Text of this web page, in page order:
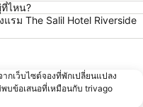
ราชวังสวนดุสิต
Park
อส อ่อนนุช
ไหน?
รม The Salil Hotel Riverside
กเว็บไซต์จองที่พักเปลี่ยนแปลง
บข้อเสนอที่เหมือนกับ trivago